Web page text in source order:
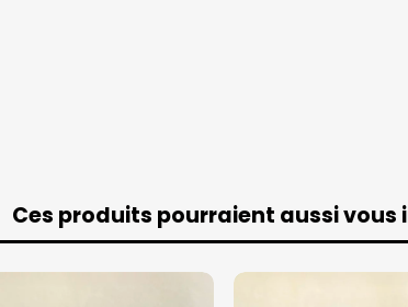
Ces produits pourraient aussi vous